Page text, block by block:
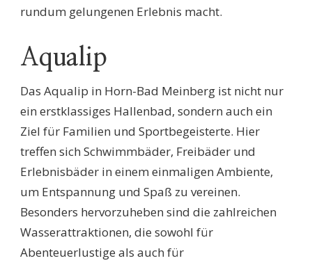
rundum gelungenen Erlebnis macht.
Aqualip
Das Aqualip in Horn-Bad Meinberg ist nicht nur
ein erstklassiges Hallenbad, sondern auch ein
Ziel für Familien und Sportbegeisterte. Hier
treffen sich Schwimmbäder, Freibäder und
Erlebnisbäder in einem einmaligen Ambiente,
um Entspannung und Spaß zu vereinen.
Besonders hervorzuheben sind die zahlreichen
Wasserattraktionen, die sowohl für
Abenteuerlustige als auch für